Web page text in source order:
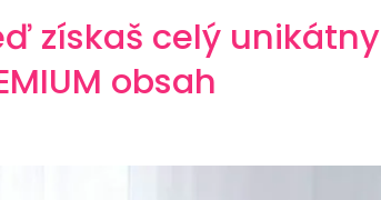
získaš celý unikátny
obsah